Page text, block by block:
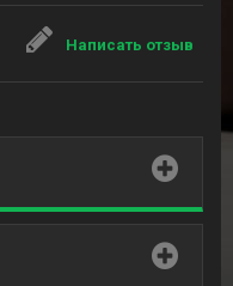
Написать отзыв